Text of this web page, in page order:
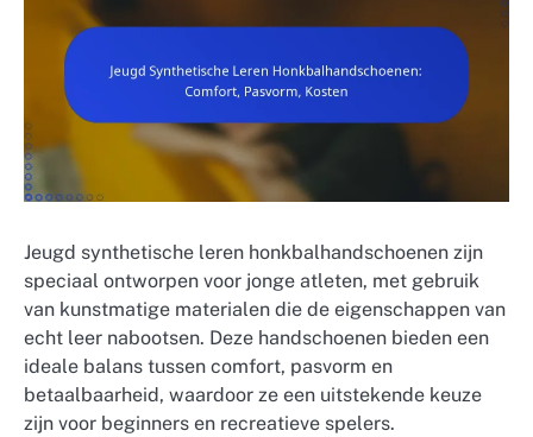
Jeugd synthetische leren honkbalhandschoenen zijn
speciaal ontworpen voor jonge atleten, met gebruik
van kunstmatige materialen die de eigenschappen van
echt leer nabootsen. Deze handschoenen bieden een
ideale balans tussen comfort, pasvorm en
betaalbaarheid, waardoor ze een uitstekende keuze
zijn voor beginners en recreatieve spelers.